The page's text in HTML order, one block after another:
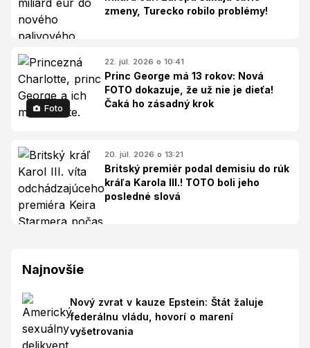
zmeny, Turecko robilo problémy!
Foto
22. júl. 2026 o 10:41
Princ George má 13 rokov: Nová
FOTO dokazuje, že už nie je dieťa!
Čaká ho zásadný krok
20. júl. 2026 o 13:21
Britský premiér podal demisiu do rúk
kráľa Karola III.! TOTO boli jeho
posledné slová
Najnovšie
Nový zvrat v kauze Epstein: Štát žaluje
federálnu vládu, hovorí o marení
vyšetrovania